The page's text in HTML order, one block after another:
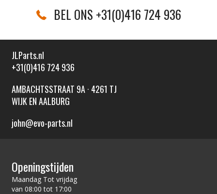
BEL ONS +31(0)416 724 936
JLParts.nl
+31(0)416 724 936
AMBACHTSSTRAAT 9A · 4261 TJ
WIJK EN AALBURG
john@evo-parts.nl
Openingstijden
Maandag Tot vrijdag
van 08:00 tot 17:00